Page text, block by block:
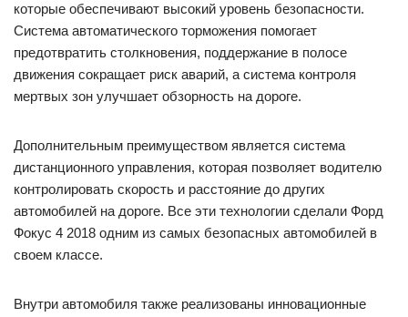
которые обеспечивают высокий уровень безопасности.
Система автоматического торможения помогает
предотвратить столкновения, поддержание в полосе
движения сокращает риск аварий, а система контроля
мертвых зон улучшает обзорность на дороге.
Дополнительным преимуществом является система
дистанционного управления, которая позволяет водителю
контролировать скорость и расстояние до других
автомобилей на дороге. Все эти технологии сделали Форд
Фокус 4 2018 одним из самых безопасных автомобилей в
своем классе.
Внутри автомобиля также реализованы инновационные